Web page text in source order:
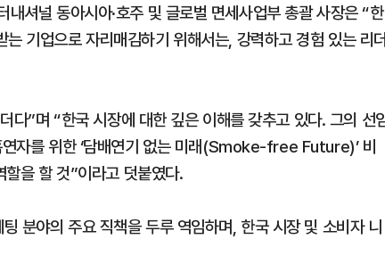
널 동아시아·호주 및 글로벌 면세사업부 총괄 사장은 “한
기업으로 자리매김하기 위해서는, 강력하고 경험 있는 리
다”며 “한국 시장에 대한 깊은 이해를 갖추고 있다. 그의 선
자를 위한 ‘담배연기 없는 미래(Smoke-free Future)’ 비
을 할 것”이라고 덧붙였다.
분야의 주요 직책을 두루 역임하며, 한국 시장 및 소비자 니